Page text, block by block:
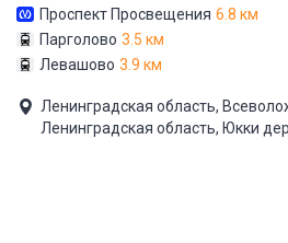
Проспект Просвещения 6.8 км
Парголово 3.5 км
Левашово 3.9 км
Ленинградская область,
Ленинградская область, Юкки